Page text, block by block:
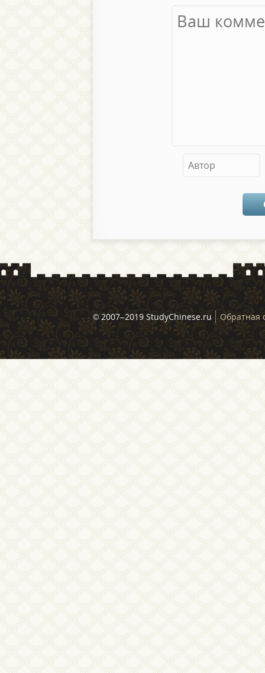
© 2007–2019 StudyChinese.ru Обратная